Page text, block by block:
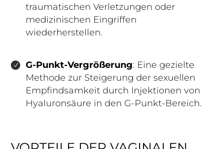
traumatischen Verletzungen oder
medizinischen Eingriffen
wiederherstellen.
G-Punkt-Vergrößerung: Eine gezielte
Methode zur Steigerung der sexuellen
Empfindsamkeit durch Injektionen von
Hyaluronsäure in den G-Punkt-Bereich.